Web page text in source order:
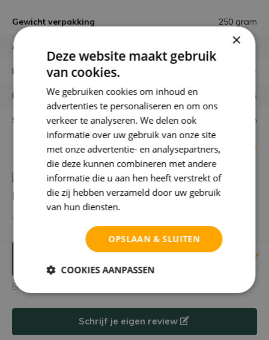
Gewicht verpakking 250 gram
Aantal zaadjes
Latijnse naam -
Kleuren roze, rood, geel, wit, paars
Standplaats zon
Bekijk alle specificaties
Heb je een vraag over dit product?
We helpen je graag met het vinden van het juiste product.
Reviews
Er zijn nog geen reviews geschreven over dit product.
Schrijf je eigen review
×
Deze website maakt gebruik
van cookies.
We gebruiken cookies om inhoud en
advertenties te personaliseren en om ons
verkeer te analyseren. We delen ook
informatie over uw gebruik van onze site
met onze advertentie- en analysepartners,
die deze kunnen combineren met andere
informatie die u aan hen heeft verstrekt of
die zij hebben verzameld door uw gebruik
van hun diensten.
OPSLAAN & SLUITEN
COOKIES AANPASSEN